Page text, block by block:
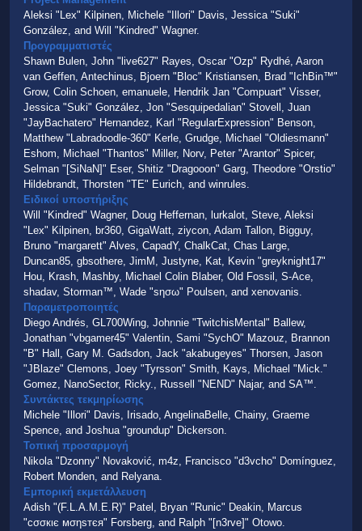
Aleksi "Lex" Kilpinen, Michele "Illori" Davis, Jessica "Suki"
González, and Will "Kindred" Wagner.
Προγραμματιστές
Shawn Bulen, John "live627" Rayes, Oscar "Ozp" Rydhé, Aaron
van Geffen, Antechinus, Bjoern "Bloc" Kristiansen, Brad "IchBin™"
Grow, Colin Schoen, emanuele, Hendrik Jan "Compuart" Visser,
Jessica "Suki" González, Jon "Sesquipedalian" Stovell, Juan
"JayBachatero" Hernandez, Karl "RegularExpression" Benson,
Matthew "Labradoodle-360" Kerle, Grudge, Michael "Oldiesmann"
Eshom, Michael "Thantos" Miller, Norv, Peter "Arantor" Spicer,
Selman "[SiNaN]" Eser, Shitiz "Dragooon" Garg, Theodore "Orstio"
Hildebrandt, Thorsten "TE" Eurich, and winrules.
Ειδικοί υποστήριξης
Will "Kindred" Wagner, Doug Heffernan, lurkalot, Steve, Aleksi
"Lex" Kilpinen, br360, GigaWatt, ziycon, Adam Tallon, Bigguy,
Bruno "margarett" Alves, CapadY, ChalkCat, Chas Large,
Duncan85, gbsothere, JimM, Justyne, Kat, Kevin "greyknight17"
Hou, Krash, Mashby, Michael Colin Blaber, Old Fossil, S-Ace,
shadav, Storman™, Wade "sησω" Poulsen, and xenovanis.
Παραμετροποιητές
Diego Andrés, GL700Wing, Johnnie "TwitchisMental" Ballew,
Jonathan "vbgamer45" Valentin, Sami "SychO" Mazouz, Brannon
"B" Hall, Gary M. Gadsdon, Jack "akabugeyes" Thorsen, Jason
"JBlaze" Clemons, Joey "Tyrsson" Smith, Kays, Michael "Mick."
Gomez, NanoSector, Ricky., Russell "NEND" Najar, and SA™.
Συντάκτες τεκμηρίωσης
Michele "Illori" Davis, Irisado, AngelinaBelle, Chainy, Graeme
Spence, and Joshua "groundup" Dickerson.
Τοπική προσαρμογή
Nikola "Dzonny" Novaković, m4z, Francisco "d3vcho" Domínguez,
Robert Monden, and Relyana.
Εμπορική εκμετάλλευση
Adish "(F.L.A.M.E.R)" Patel, Bryan "Runic" Deakin, Marcus
"cσσкιє мσηѕтєя" Forsberg, and Ralph "[n3rve]" Otowo.